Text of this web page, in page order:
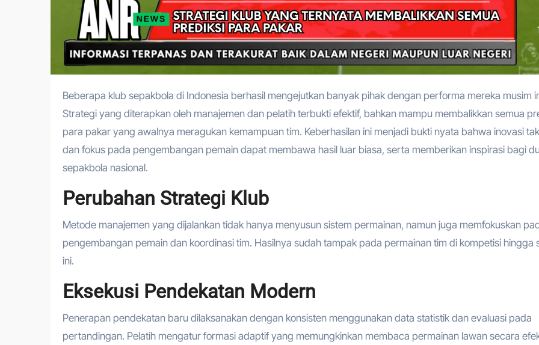
Beberapa klub sepakbola di Indonesia berhasil mengejutkan banyak pihak dengan performa mereka musim ini.
Strategi yang diterapkan oleh manajemen dan pelatih terbukti efektif, bahkan mampu membalikkan semua
para pakar yang awalnya meragukan kemampuan tim. Keberhasilan ini menjadi bukti nyata bahwa inovasi
dan fokus pada pengembangan pemain dapat membawa hasil luar biasa, serta memberikan inspirasi bagi
sepakbola nasional.
Perubahan Strategi Klub
Metode manajemen yang dijalankan tidak hanya menyusun sistem permainan, namun juga memfokuskan
pengembangan pemain dan koordinasi tim. Hasilnya sudah tampak pada permainan tim di kompetisi hingga
ini.
Eksekusi Pendekatan Modern
Penerapan pendekatan baru dilaksanakan dengan konsisten menggunakan data statistik dan evaluasi pada
pertandingan. Pelatih mengatur formasi adaptif yang memungkinkan membaca permainan lawan secara